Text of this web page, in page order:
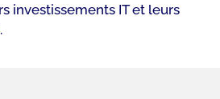
investissements IT et leurs